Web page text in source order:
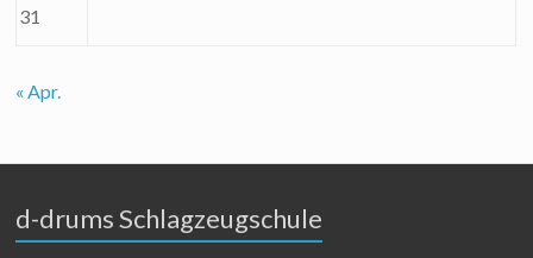
31
« Apr.
d-drums Schlagzeugschule